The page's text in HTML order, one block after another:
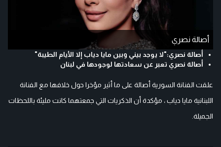
أصالة نصري
أصالة نصري:"لا يوجد بيني وبين مايا دياب إلا الأيام الطيبة"
أصالة نصري تعبر عن سعادتها لوجودها في لبنان
علقت الفنانة السورية أصالة على ما أثير مؤخرا حول خلافها مع الفنانة
اللبنانية مايا دياب ، مؤكدة أن الذكريات التي جمعتهما كانت مليئة باللحظات
الجميلة.